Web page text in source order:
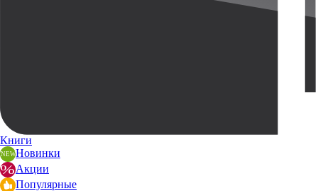
Книги
Новинки
Акции
Популярные